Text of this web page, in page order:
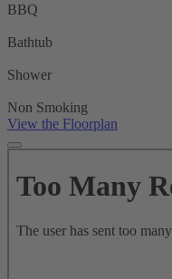
BBQ
Bathtub
Shower
Non Smoking
View the Floorplan